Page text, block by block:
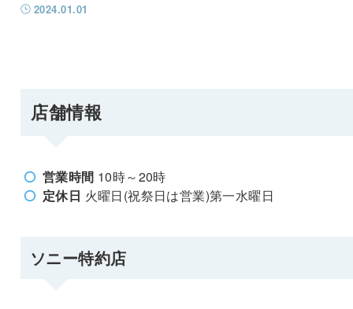
2024.01.01
店舗情報
営業時間 10時～20時
定休日 火曜日(祝祭日は営業)第一水曜日
ソニー特約店